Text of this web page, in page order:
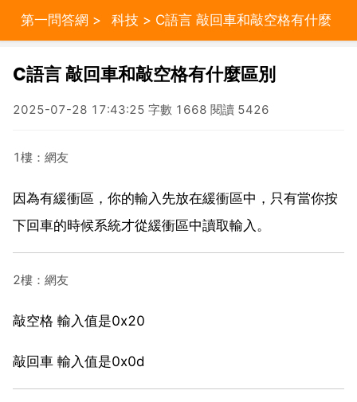
第一問答網 > 科技 > C語言 敲回車和敲空格有什麼
C語言 敲回車和敲空格有什麼區別
2025-07-28 17:43:25 字數 1668 閱讀 5426
1樓：網友
因為有緩衝區，你的輸入先放在緩衝區中，只有當你按
下回車的時候系統才從緩衝區中讀取輸入。
2樓：網友
敲空格 輸入值是0x20
敲回車 輸入值是0x0d